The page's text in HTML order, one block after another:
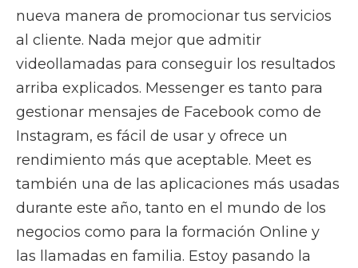
nueva manera de promocionar tus servicios
al cliente. Nada mejor que admitir
videollamadas para conseguir los resultados
arriba explicados. Messenger es tanto para
gestionar mensajes de Facebook como de
Instagram, es fácil de usar y ofrece un
rendimiento más que aceptable. Meet es
también una de las aplicaciones más usadas
durante este año, tanto en el mundo de los
negocios como para la formación Online y
las llamadas en familia. Estoy pasando la